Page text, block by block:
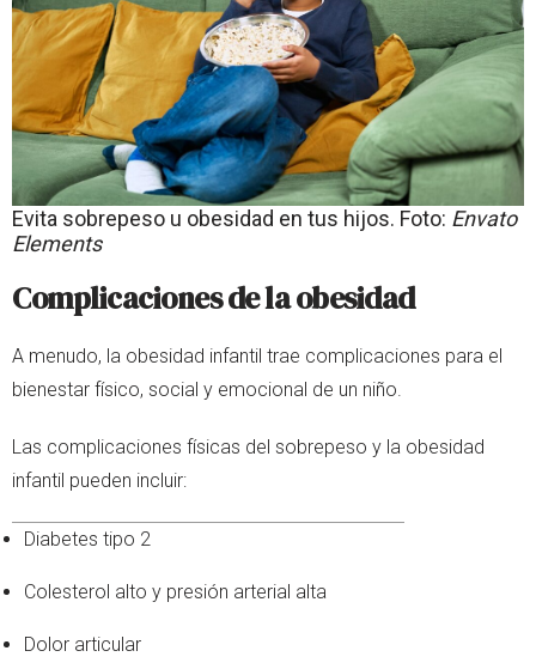
Evita sobrepeso u obesidad en tus hijos. Foto: Envato
Elements
Complicaciones de la obesidad
A menudo, la obesidad infantil trae complicaciones para el
bienestar físico, social y emocional de un niño.
Las complicaciones físicas del sobrepeso y la obesidad
infantil pueden incluir:
Diabetes tipo 2
Colesterol alto y presión arterial alta
Dolor articular